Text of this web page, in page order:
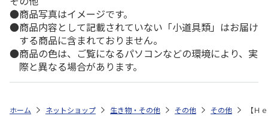
商品写真はイメージです。
商品内容として記載されていない「小道具類」はお届け
する商品に含まれておりません。
商品の色は、ご覧になるパソコンなどの環境により、実
際と異なる場合があります。
ホーム ネットショップ 生き物・その他 その他 その他 【Ｈ